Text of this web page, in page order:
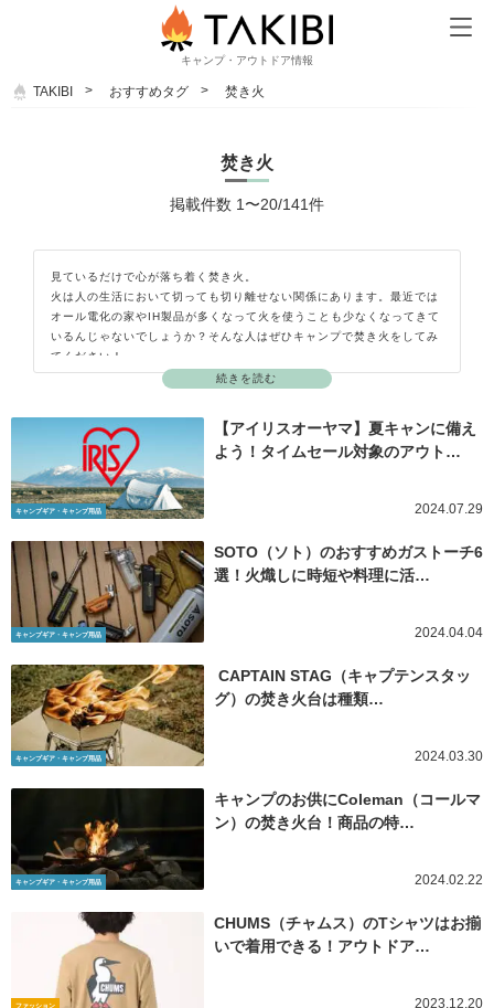
キャンプ・アウトドア情報
TAKIBI おすすめタグ 焚き火
焚き火
掲載件数 1〜20/141件
続きを読む
見ているだけで心が落ち着く焚き火。
火は人の生活において切っても切り離せない関係にあります。最近では
オール電化の家やIH製品が多くなって火を使うことも少なくなってきて
いるんじゃないでしょうか？そんな人はぜひキャンプで焚き火をしてみ
てください！
焚き火の炎の揺らぎには人の心を癒す効果があるといわれています。
と揺れる炎を見て心身共に癒されてみてはいかがですか？
ただし、焚き火をする際はしっかりとマナーを守り、火の取り扱いにも
十分注意しましょう。
焚き火に用意するのは、焚き火台と薪（まき）、着火剤と新聞紙でＯＫ
です。薪は松や杉やヒノキなどの針葉樹の薪とナラやブナなどの広葉樹
があります。まきは1種類でも大丈夫ですが、この2種類があるとそれぞ
が楽しめます。
キャンプギア・キャンプ用品
【アイリスオーヤマ】夏キャンに備え
よう！タイムセール対象のアウト…
2024.07.29
キャンプギア・キャンプ用品
SOTO（ソト）のおすすめガストーチ6
選！火熾しに時短や料理に活…
2024.04.04
キャンプギア・キャンプ用品
CAPTAIN STAG（キャプテンスタッ
グ）の焚き火台は種類…
2024.03.30
キャンプギア・キャンプ用品
キャンプのお供にColeman（コールマ
ン）の焚き火台！商品の特…
2024.02.22
ファッション
CHUMS（チャムス）のTシャツはお揃
いで着用できる！アウトドア…
2023.12.20